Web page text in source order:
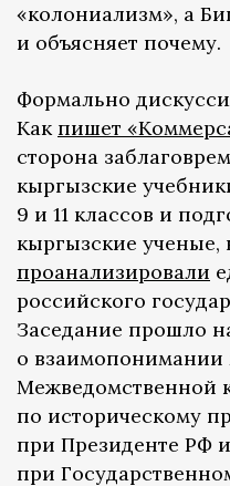
«колониализм», а
и объясняет почему.
Формально
Как пишет
сторона
кыргызские
9 и 11 классов и
кыргызские ученые,
проанализировали
российского
Заседание прошло
о взаимопонимании
Межведомственной
по историческому
при Президенте РФ
при